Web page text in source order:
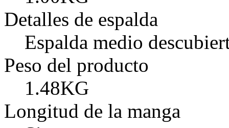
Detalles de espalda
Espalda medio
Peso del producto
1.48KG
Longitud de la manga